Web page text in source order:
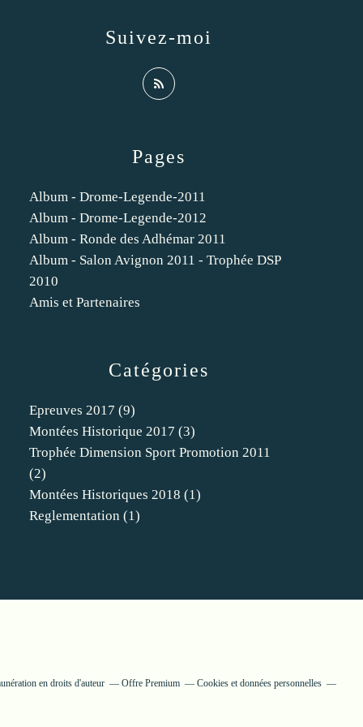
Catégories
Epreuves 2017 (9)
Montées Historique 2017 (3)
Trophée Dimension Sport Promotion 2011
(2)
Montées Historiques 2018 (1)
Reglementation (1)
Pages
Album - Drome-Legende-2011
Album - Drome-Legende-2012
Album - Ronde des Adhémar 2011
Album - Salon Avignon 2011 - Trophée DSP
2010
Amis et Partenaires
Suivez-moi
en droits d'auteur Offre Premium
Cookies et données personnelles